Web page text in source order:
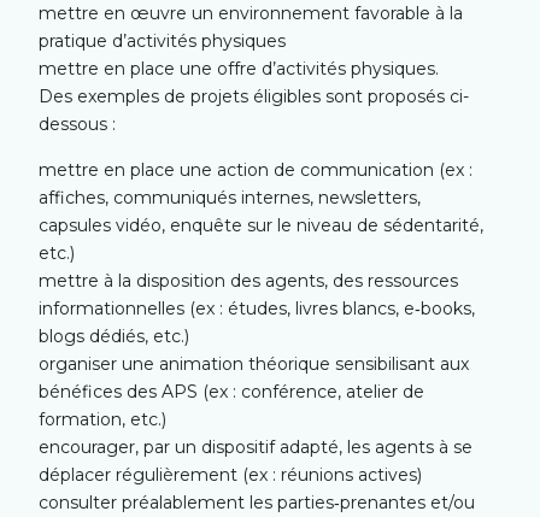
mettre en œuvre un environnement favorable à la
pratique d’activités physiques
mettre en place une offre d’activités physiques.
Des exemples de projets éligibles sont proposés ci-
dessous :
mettre en place une action de communication (ex :
affiches, communiqués internes, newsletters,
capsules vidéo, enquête sur le niveau de sédentarité,
etc.)
mettre à la disposition des agents, des ressources
informationnelles (ex : études, livres blancs, e‐books,
blogs dédiés, etc.)
organiser une animation théorique sensibilisant aux
bénéfices des APS (ex : conférence, atelier de
formation, etc.)
encourager, par un dispositif adapté, les agents à se
déplacer régulièrement (ex : réunions actives)
consulter préalablement les parties‐prenantes et/ou